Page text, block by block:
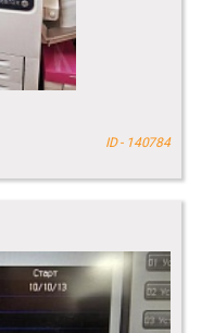
ID - 140784